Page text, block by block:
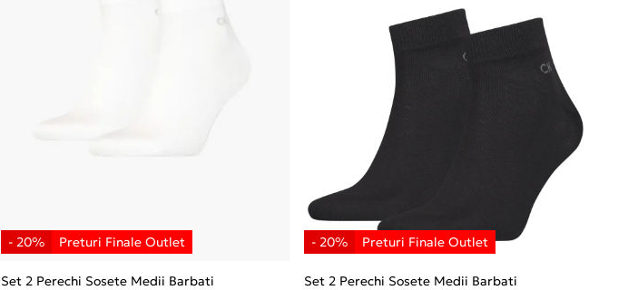
Set 2 Perechi Sosete Medii Barbati
Set 2 Perechi Sosete Medii Barbati